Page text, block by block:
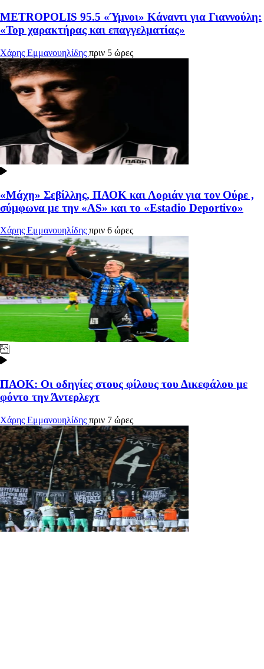
METROPOLIS 95.5 «Ύμνοι» Κάναντι για Γιαννούλη:
«Top χαρακτήρας και επαγγελματίας»
Χάρης Εμμανουηλίδης πριν 5 ώρες
«Μάχη» Σεβίλλης, ΠΑΟΚ και Λοριάν για τον Ούρε ,
σύμφωνα με την «AS» και το «Estadio Deportivo»
Χάρης Εμμανουηλίδης πριν 6 ώρες
ΠΑΟΚ: Οι οδηγίες στους φίλους του Δικεφάλου με
φόντο την Άντερλεχτ
Χάρης Εμμανουηλίδης πριν 7 ώρες